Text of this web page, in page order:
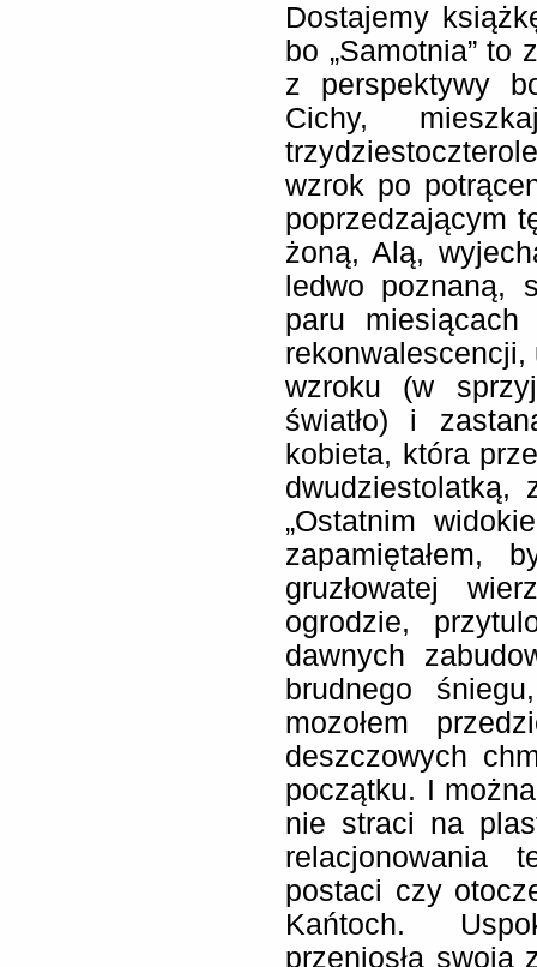
Dostajemy
bo „Samotnia” to
z perspektywy
Cichy,
wzrok po
poprzedzającym
żoną, Alą,
ledwo poznaną,
paru
rekonwalescencji,
wzroku (w
światło) i
kobieta, która
dwudziestolatką,
„Ostatnim
zapamiętałem,
gruzłowatej
ogrodzie,
dawnych
brudnego
mozołem
deszczowych
początku. I
nie straci na
relacjonowania
postaci czy
Kańtoch.
przeniosła swoją